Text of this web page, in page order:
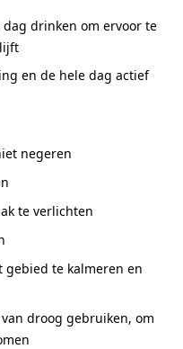
drinken om ervoor te
en de hele dag actief
negeren
te verlichten
gebied te kalmeren en
droog gebruiken, om